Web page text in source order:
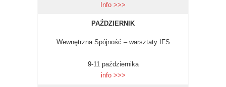
Info >>>
PAŹDZIERNIK
Wewnętrzna Spójność – warsztaty IFS
9-11 października
info >>>